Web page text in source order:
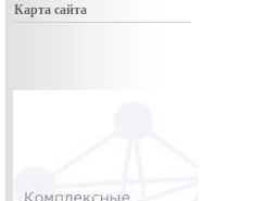
Карта сайта